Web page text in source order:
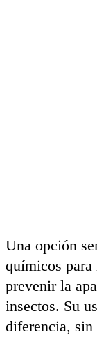
Una opción
químicos
prevenir la
insectos. Su
diferencia,